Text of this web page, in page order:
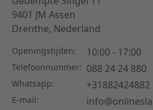
9401 JM Assen
Drenthe, Nederland
Openingstijden: 10:00 - 17:00
Telefoonnummer: 088 24 24 880
Whatsapp: +31882424882
E-mail: